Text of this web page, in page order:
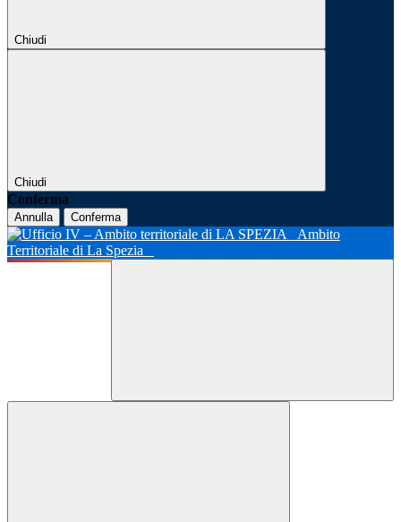
Chiudi
Chiudi
Conferma
Annulla Conferma
Ambito
Territoriale di La Spezia